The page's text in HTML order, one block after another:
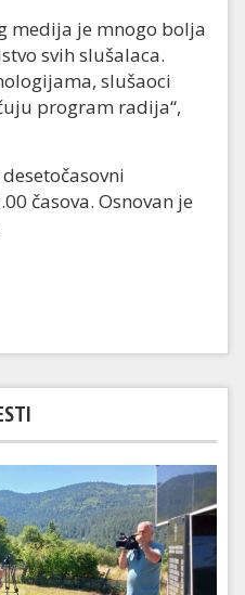
medija je mnogo bolja
svih slušalaca.
slušaoci
program radija“,
časova. Osnovan je